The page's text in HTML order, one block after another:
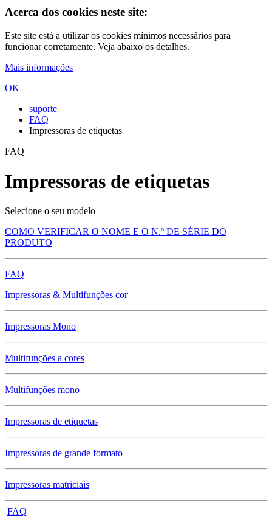
Acerca dos cookies neste site:
Este site está a utilizar os cookies mínimos necessários para
funcionar corretamente. Veja abaixo os detalhes.
Mais informações
OK
suporte
FAQ
Impressoras de etiquetas
FAQ
Impressoras de etiquetas
Selecione o seu modelo
COMO VERIFICAR O NOME E O N.º DE SÉRIE DO
PRODUTO
FAQ
Impressoras & Multifunções cor
Impressoras Mono
Multifunções a cores
Multifunções mono
Impressoras de etiquetas
Impressoras de grande formato
Impressoras matriciais
FAQ